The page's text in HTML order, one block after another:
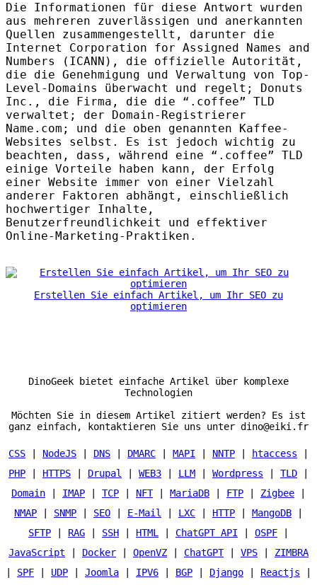
Die Informationen für diese Antwort wurden
aus mehreren zuverlässigen und anerkannten
Quellen zusammengestellt, darunter die
Internet Corporation for Assigned Names and
Numbers ( ICANN ), die offizielle Autorität,
die die Genehmigung und Verwaltung von Top-
Level-Domains überwacht und regelt; Donuts
Inc., die Firma, die die “.coffee” TLD
verwaltet; der Domain-Registrierer
Name.com; und die oben genannten Kaffee-
Websites selbst. Es ist jedoch wichtig zu
beachten, dass, während eine “.coffee” TLD
einige Vorteile haben kann, der Erfolg
einer Website immer von einer Vielzahl
anderer Faktoren abhängt, einschließlich
hochwertiger Inhalte,
Benutzerfreundlichkeit und effektiver
Online-Marketing-Praktiken.
Erstellen Sie einfach Artikel, um Ihr SEO zu
optimieren
DinoGeek bietet einfache Artikel über komplexe
Technologien
Möchten Sie in diesem Artikel zitiert werden? Es ist
ganz einfach, kontaktieren Sie uns unter dino@eiki.fr
CSS NodeJS DNS DMARC MAPI NNTP htaccess
PHP
HTTPS Drupal WEB3 LLM Wordpress TLD
Domain
IMAP TCP NFT| MariaDB FTP Zigbee
NMAP
SNMP SEO E-Mail LXC HTTP MangoDB
SFTP
RAG SSH HTML ChatGPT API OSPF
JavaScript
Docker OpenVZ ChatGPT| VPS
ZIMBRA
SPF UDP Joomla IPV6 BGP Django Reactjs